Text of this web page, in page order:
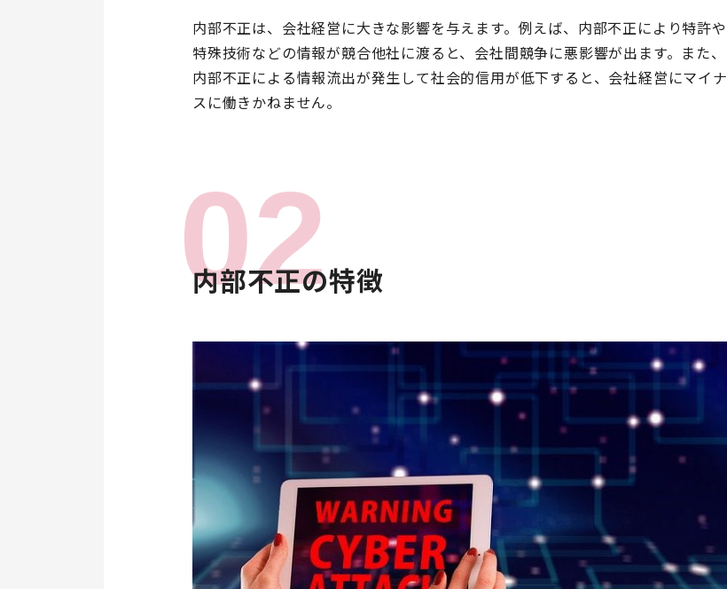
内部不正は、会社経営に大きな影響を与えます。例えば、内部不正により特許や
特殊技術などの情報が競合他社に渡ると、会社間競争に悪影響が出ます。また、
内部不正による情報流出が発生して社会的信用が低下すると、会社経営にマイナ
スに働きかねません。
内部不正の特徴